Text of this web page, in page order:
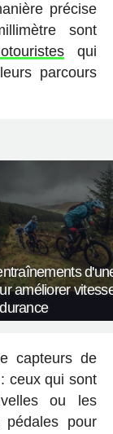
précise
sont
qui
parcours
améliorer
capteurs de
ceux qui sont
ou les
pour